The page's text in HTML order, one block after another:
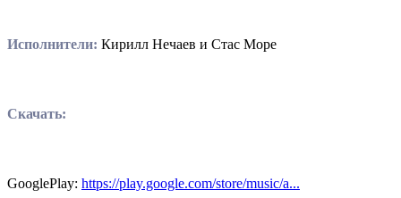
Исполнители: Кирилл Нечаев и Стас Море
Скачать:
GooglePlay: https://play.google.com/store/music/a...